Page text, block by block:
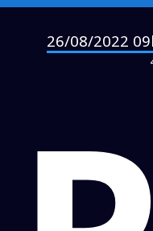
26/08/2022